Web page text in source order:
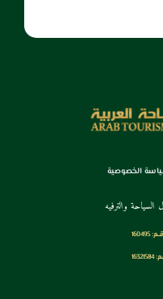
الخصوصية
والترفيه